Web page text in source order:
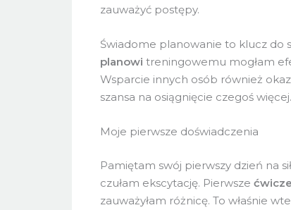
zauważyć postępy.
Świadome planowanie to klucz do
planowi treningowemu mogłam
Wsparcie innych osób również
szansa na osiągnięcie czegoś więcej.
Moje pierwsze doświadczenia
Pamiętam swój pierwszy dzień na
czułam ekscytację. Pierwsze
zauważyłam różnicę. To właśnie